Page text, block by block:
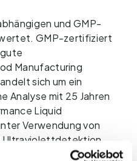
und GMP-
GMP-zertifiziert
Manufacturing
sich um ein
Analyse mit 25 Jahren
Liquid
Verwendung von
Ultraviolettdetektion
von zukunftsweisender